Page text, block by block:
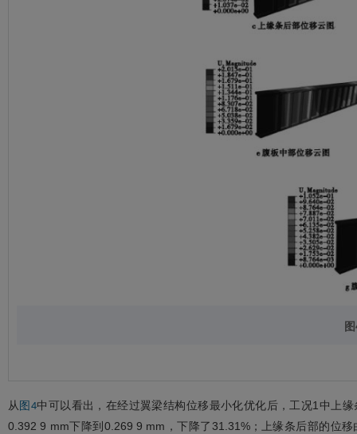
从 图4中可以看出，在经过翼梁结构位移最小化优化后，工况1中上
0.392 9 mm下降到0.269 9 mm，下降了31.31%；上缘条后部的位